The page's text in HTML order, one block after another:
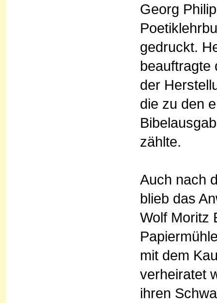
Georg
gedruckt.
beauftragte
der
die zu den
zählte.
Auch nach
blieb das
Wolf Moritz
mit dem
verheiratet
ihren